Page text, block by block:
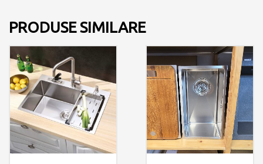
PRODUSE SIMILARE